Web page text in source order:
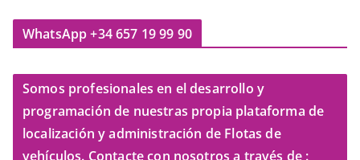
WhatsApp +34 657 19 99 90
Somos profesionales en el desarrollo y
programación de nuestras propia plataforma de
localización y administración de Flotas de
vehículos. Contacte con nosotros a través de :